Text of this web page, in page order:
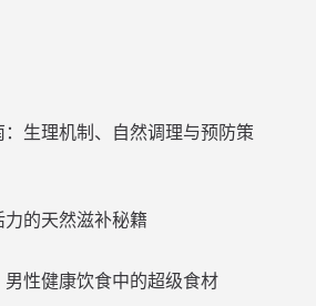
生理机制、自然调理与预防策
的天然滋补秘籍
性健康饮食中的超级食材